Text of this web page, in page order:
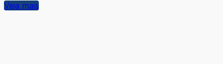
Veja mais